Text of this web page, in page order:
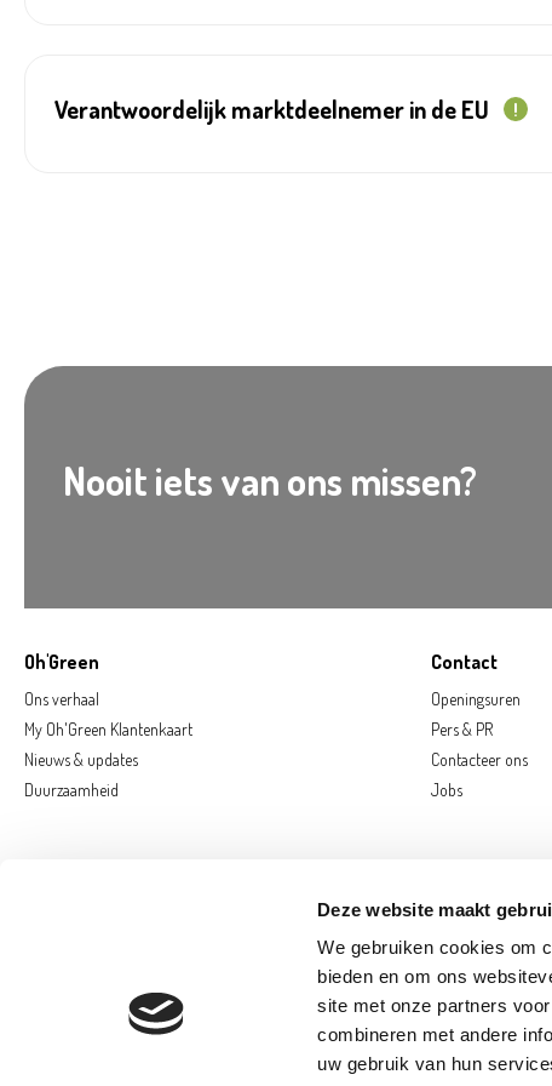
Deze website maakt
We gebruiken cookies om
bieden en om ons
site met onze partners
combineren met andere
uw gebruik van hun
Verantwoordelijk marktdeelnemer in de EU !
Nooit iets van ons missen?
Oh'Green
Ons verhaal
My Oh'Green Klantenkaart
Nieuws & updates
Duurzaamheid
Contact
Openingsuren
Pers & PR
Contacteer ons
Jobs
AARSCHOT